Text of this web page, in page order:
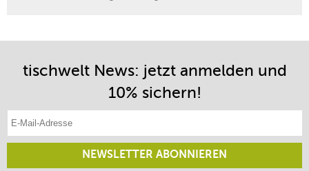
tischwelt News: jetzt anmelden und
10% sichern!
NEWSLETTER ABONNIEREN